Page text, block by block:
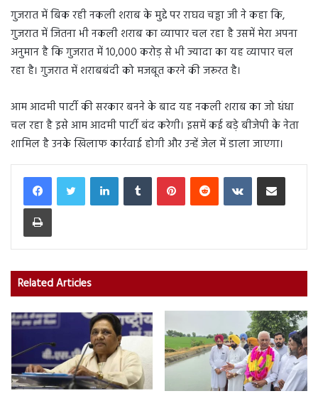
गुजरात में बिक रही नकली शराब के मुद्दे पर राघव चड्ढा जी ने कहा कि,
गुजरात में जितना भी नकली शराब का व्यापार चल रहा है उसमें मेरा अपना
अनुमान है कि गुजरात में 10,000 करोड़ से भी ज्यादा का यह व्यापार चल
रहा है। गुजरात में शराबबंदी को मजबूत करने की जरूरत है।
आम आदमी पार्टी की सरकार बनने के बाद यह नकली शराब का जो धंधा
चल रहा है इसे आम आदमी पार्टी बंद करेगी। इसमें कई बड़े बीजेपी के नेता
शामिल है उनके खिलाफ कार्रवाई होगी और उन्हें जेल में डाला जाएगा।
LinkedInTumblr PinterestReddit VKontakteShare via Email
Print
Related Articles